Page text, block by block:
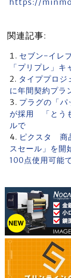
https://
関連記事:
セブン-イレ
「プリプレ」
タイププロ
に年間契約プ
プラグの「
が採用 「とう
ルで
ピクスタ 商
スセール」を
100点使用可能